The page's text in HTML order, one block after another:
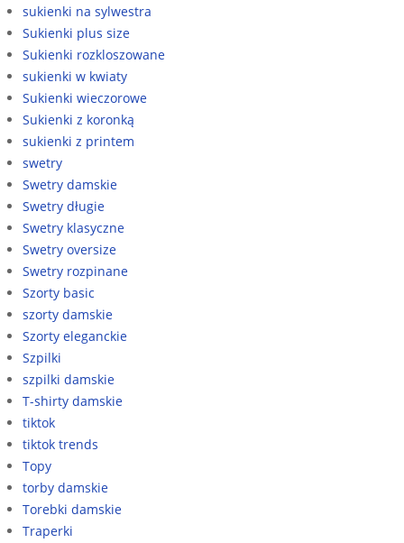
sukienki na sylwestra
Sukienki plus size
Sukienki rozkloszowane
sukienki w kwiaty
Sukienki wieczorowe
Sukienki z koronką
sukienki z printem
swetry
Swetry damskie
Swetry długie
Swetry klasyczne
Swetry oversize
Swetry rozpinane
Szorty basic
szorty damskie
Szorty eleganckie
Szpilki
szpilki damskie
T-shirty damskie
tiktok
tiktok trends
Topy
torby damskie
Torebki damskie
Traperki